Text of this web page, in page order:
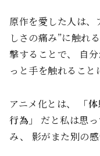
原作を愛した人は、
しさの痛み”に触れ
撃することで、 自
っと手を触れること
アニメ化とは、
「
行為」
だと私は思
み、 影がまた別の感